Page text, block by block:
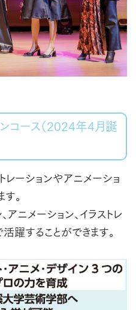
ンコース（2024年4月誕
レーションやアニメーショ
。
ニメーション、イラストレ
躍することができます。